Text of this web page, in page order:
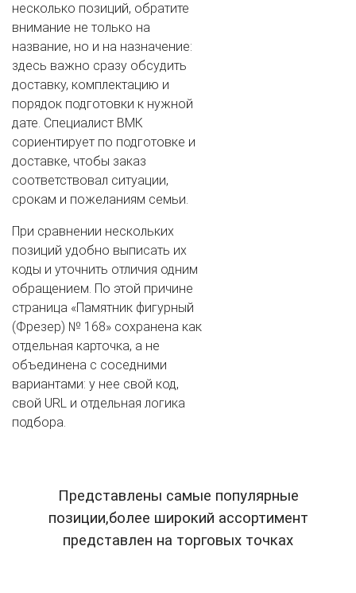
несколько позиций, обратите
внимание не только на
название, но и на назначение:
здесь важно сразу обсудить
доставку, комплектацию и
порядок подготовки к нужной
дате. Специалист ВМК
сориентирует по подготовке и
доставке, чтобы заказ
соответствовал ситуации,
срокам и пожеланиям семьи.
При сравнении нескольких
позиций удобно выписать их
коды и уточнить отличия одним
обращением. По этой причине
страница «Памятник фигурный
(Фрезер) № 168» сохранена как
отдельная карточка, а не
объединена с соседними
вариантами: у нее свой код,
свой URL и отдельная логика
подбора.
Представлены самые популярные
позиции,более широкий ассортимент
представлен на торговых точках